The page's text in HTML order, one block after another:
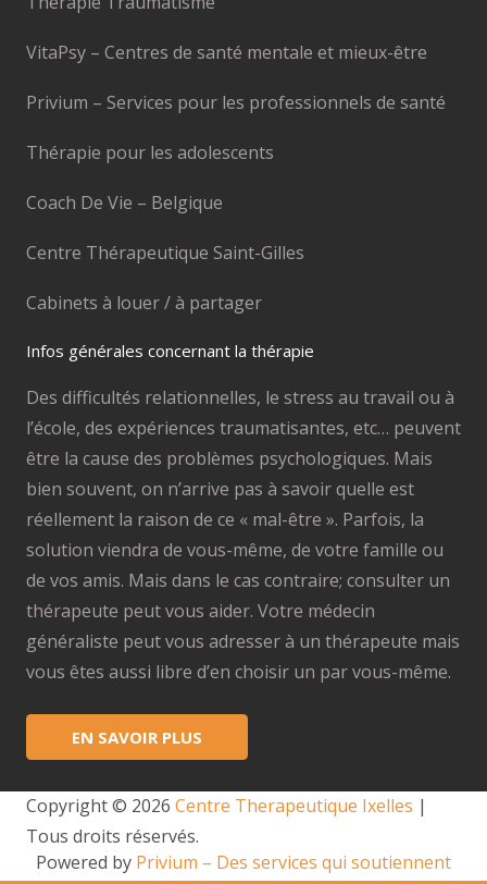
VitaPsy – Centres de santé mentale et mieux-être
Privium – Services pour les professionnels de santé
Thérapie pour les adolescents
Coach De Vie – Belgique
Centre Thérapeutique Saint-Gilles
Cabinets à louer / à partager
Infos générales concernant la thérapie
Des difficultés relationnelles, le stress au travail ou à
l’école, des expériences traumatisantes, etc… peuvent
être la cause des problèmes psychologiques. Mais
bien souvent, on n’arrive pas à savoir quelle est
réellement la raison de ce « mal-être ». Parfois, la
solution viendra de vous-même, de votre famille ou
de vos amis. Mais dans le cas contraire; consulter un
thérapeute peut vous aider. Votre médecin
généraliste peut vous adresser à un thérapeute mais
vous êtes aussi libre d’en choisir un par vous-même.
EN SAVOIR PLUS
Copyright © 2026 Centre Therapeutique Ixelles |
Tous droits réservés.
Powered by Privium – Des services qui soutiennent